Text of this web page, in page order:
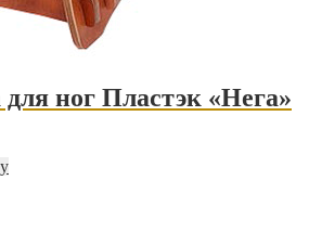
ног Пластэк «Нега»